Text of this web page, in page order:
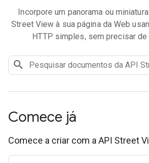
Incorpore um panorama ou
Street View à sua página da Web
HTTP simples, sem precisar
Comece já
Comece a criar com a API Street